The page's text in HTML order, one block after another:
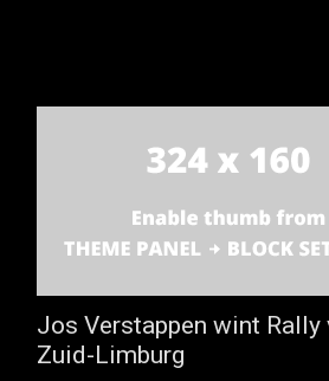
Jos Verstappen wint Rally
Zuid-Limburg